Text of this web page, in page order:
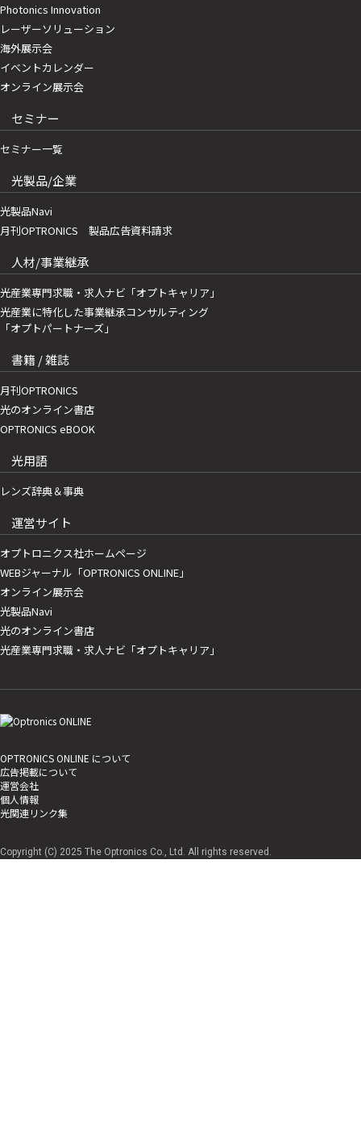
Photonics Innovation
レーザーソリューション
海外展示会
イベントカレンダー
オンライン展示会
セミナー
セミナー一覧
光製品/企業
光製品Navi
月刊OPTRONICS 製品広告資料請求
人材/事業継承
光産業専門求職・求人ナビ「オプトキャリア」
光産業に特化した事業継承コンサルティング
「オプトパートナーズ」
書籍 / 雑誌
月刊OPTRONICS
光のオンライン書店
OPTRONICS eBOOK
光用語
レンズ辞典＆事典
運営サイト
オプトロニクス社ホームページ
WEBジャーナル「OPTRONICS ONLINE」
オンライン展示会
光製品Navi
光のオンライン書店
光産業専門求職・求人ナビ「オプトキャリア」
OPTRONICS ONLINE について
広告掲載について
運営会社
個人情報
光関連リンク集
Copyright (C) 2025 The Optronics Co., Ltd. All rights reserved.